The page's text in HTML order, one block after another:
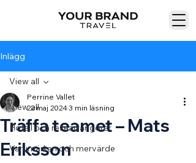
Inlägg
View all
Hotell och researrangörer
Varumärken och mervärde
View all
Träffa teamet – Mats
Eriksson
Perrine Vallet
22 maj 20243 min läsning